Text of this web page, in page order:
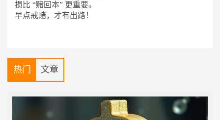
损比 “赌回本” 更重要。
早点戒赌，才有出路！
热门 文章